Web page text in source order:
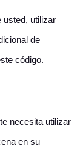
usted, utilizar
de
código.
necesita utilizar
en su